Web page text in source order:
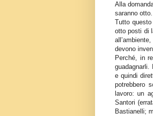
Alla
saranno otto.
Tutto
otto posti di
devono
Perché, in
guadagnarli.
e quindi
potrebbero
lavoro: un
Santori
Bastianelli;